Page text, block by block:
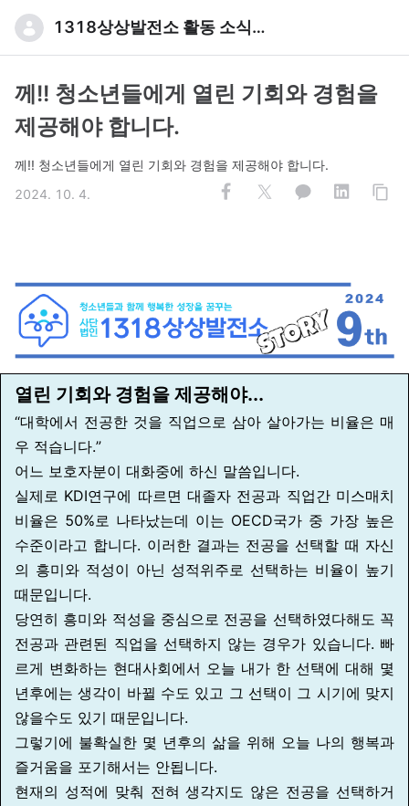
1318상상발전소 활동 소식입니다
께!! 청소년들에게 열린 기회와 경험을
제공해야 합니다.
께!! 청소년들에게 열린 기회와 경험을 제공해야 합니다.
2024. 10. 4.
열린 기회와 경험을 제공해야...
“대학에서 전공한 것을 직업으로 삼아 살아가는 비율은 매
우 적습니다.”
어느 보호자분이 대화중에 하신 말씀입니다.
실제로 KDI연구에 따르면 대졸자 전공과 직업간 미스매치
비율은 50%로 나타났는데 이는 OECD국가 중 가장 높은
수준이라고 합니다. 이러한 결과는 전공을 선택할 때 자신
의 흥미와 적성이 아닌 성적위주로 선택하는 비율이 높기
때문입니다.
당연히 흥미와 적성을 중심으로 전공을 선택하였다해도 꼭
전공과 관련된 직업을 선택하지 않는 경우가 있습니다. 빠
르게 변화하는 현대사회에서 오늘 내가 한 선택에 대해 몇
년후에는 생각이 바뀔 수도 있고 그 선택이 그 시기에 맞지
않을수도 있기 때문입니다.
그렇기에 불확실한 몇 년후의 삶을 위해 오늘 나의 행복과
즐거움을 포기해서는 안됩니다.
현재의 성적에 맞춰 전혀 생각지도 않은 전공을 선택하거